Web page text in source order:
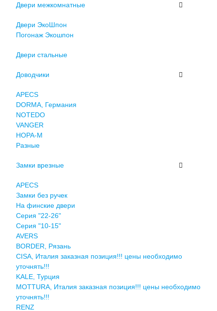
Двери межкомнатные
Двери ЭкоШпон
Погонаж Экошпон
Двери стальные
Доводчики
APECS
DORMA, Германия
NOTEDO
VANGER
НОРА-М
Разные
Замки врезные
APECS
Замки без ручек
На финские двери
Серия "22-26"
Серия "10-15"
AVERS
BORDER, Рязань
CISA, Италия заказная позиция!!! цены необходимо
уточнять!!!
KALE, Турция
MOTTURA, Италия заказная позиция!!! цены необходимо
уточнять!!!
RENZ